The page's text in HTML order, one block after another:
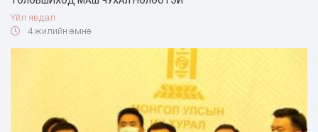
Үйл явдал
4 жилийн өмнө